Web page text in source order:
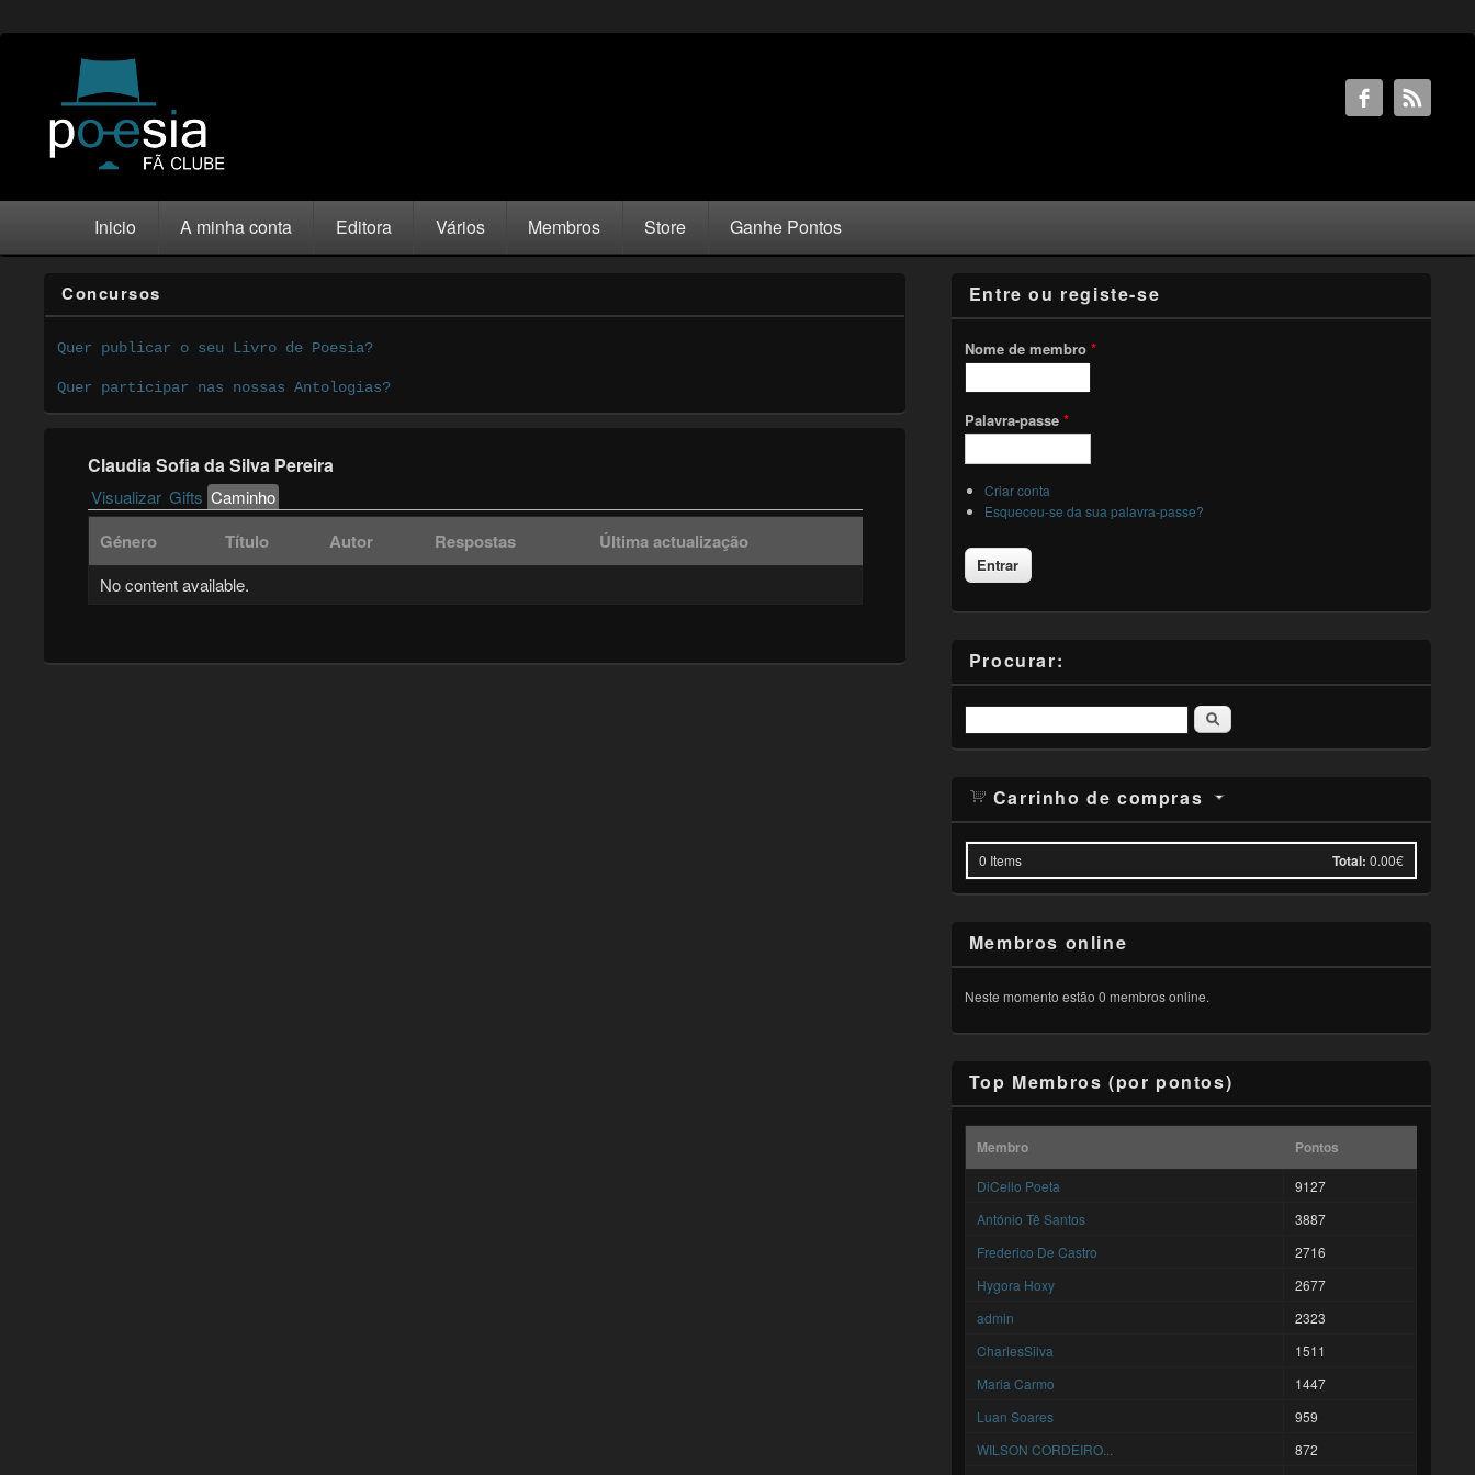
Inicio A minha conta Editora Vários Membros Store Ganhe Pontos
Concursos
Quer publicar o seu Livro de Poesia?
Quer participar nas nossas Antologias?
Claudia Sofia da Silva Pereira
Primary tabs
Visualizar Gifts Caminho(active tab)
Género Título Autor Respostas Última actualização
No content available.
Entre ou registe-se
Nome de membro *
Palavra-passe *
Criar conta
Esqueceu-se da sua palavra-passe?
Procurar:
Pesquisar
Carrinho de compras
0 Items Total: 0.00€
Membros online
Neste momento estão 0 membros online.
Top Membros (por pontos)
Membro Pontos
DiCello Poeta
9127
António Tê Santos
3887
Frederico De Castro
2716
Hygora Hoxy
2677
admin
2323
CharlesSilva
1511
Maria Carmo
1447
Luan Soares
959
WILSON CORDEIRO...
872